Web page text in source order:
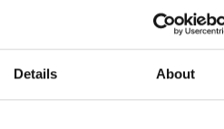
Details About